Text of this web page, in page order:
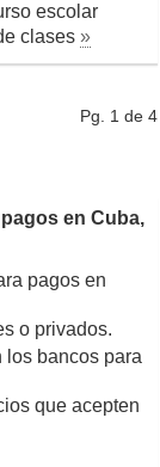
escolar
clases»
Pg. 1 de 4
en Cuba,
pagos en
o privados.
los bancos para
que acepten